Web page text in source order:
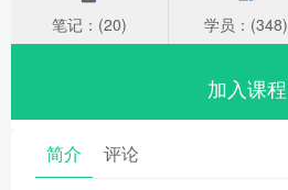
笔记：(20) 学员：(348)
加入课程
简介 评论